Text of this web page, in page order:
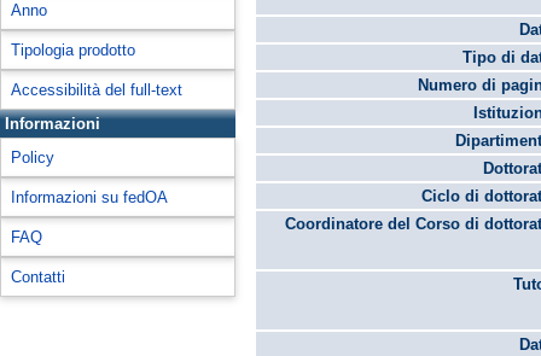
Anno
Tipologia prodotto
Accessibilità del full-text
Informazioni
Policy
Informazioni su fedOA
FAQ
Contatti
Tipo di
Numero di
Ciclo di
Coordinatore del Corso di